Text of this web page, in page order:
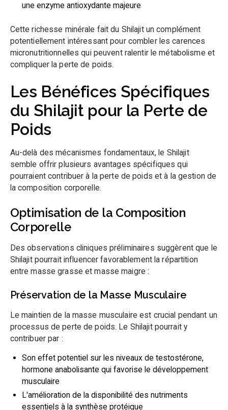
La boutique du mois
Profiter de 15% de réduction sur votre commande
pour essayer le shilajit de
une enzyme antioxydante majeure
Cette richesse minérale fait du Shilajit un complément
potentiellement intéressant pour combler les carences
micronutritionnelles qui peuvent ralentir le métabolisme et
compliquer la perte de poids.
Les Bénéfices Spécifiques
du Shilajit pour la Perte de
Poids
Au-delà des mécanismes fondamentaux, le Shilajit
semble offrir plusieurs avantages spécifiques qui
pourraient contribuer à la perte de poids et à la gestion de
la composition corporelle.
Optimisation de la Composition
Corporelle
Des observations cliniques préliminaires suggèrent que le
Shilajit pourrait influencer favorablement la répartition
entre masse grasse et masse maigre :
Préservation de la Masse Musculaire
Le maintien de la masse musculaire est crucial pendant un
processus de perte de poids. Le Shilajit pourrait y
contribuer par :
Son effet potentiel sur les niveaux de testostérone,
hormone anabolisante qui favorise le développement
musculaire
L'amélioration de la disponibilité des nutriments
essentiels à la synthèse protéique